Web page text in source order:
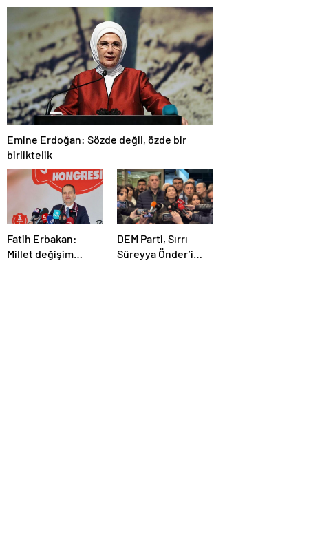
Komisyonu, yurt
dışından gelecek
Google yetkililerini
dinleyecek
çekilişi sonuçları
belli oldu! 7 Mayıs
2025 Şans Topu
bilet sonucu
sorgulama ekranı!
Emine Erdoğan: Sözde değil, özde bir
birliktelik
Fatih Erbakan:
Millet değişim
DEM Parti, Sırrı
Süreyya Önder’i